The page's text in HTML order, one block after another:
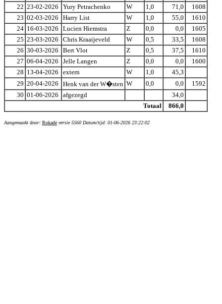
22 23-02-2026 Yury Petrachenko W 1,0 71,0
1608
23 02-03-2026 Harry List W 1,0 55,0
1610
24 16-03-2026 Lucien Hiemstra Z 0,0 0,0
1605
25 23-03-2026 Chris Kraaijeveld W 0,5 33,5
1608
26 30-03-2026 Bert Vlot Z 0,5 37,5
1610
27 06-04-2026 Jelle Langen Z 0,0 0,0
1600
28 13-04-2026 extern W 1,0
45,3
29 20-04-2026 Henk van der W�sten W 0,0 0,0
1592
30 01-06-2026 afgezegd
34,0
Totaal
866,0
Aangemaakt door: Rokade versie 5560 Datum/tijd: 01-06-2026 23:22:02